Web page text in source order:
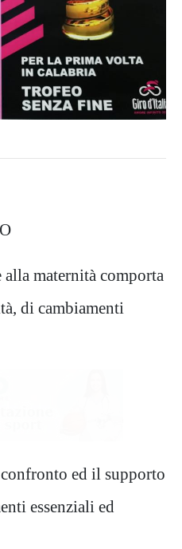
maternità comporta
di cambiamenti
ed il supporto
essenziali ed